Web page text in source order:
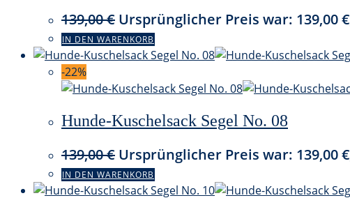
139,00€ Ursprünglicher Preis war: 139,00 €
IN DEN WARENKORB
-22%
Hunde-Kuschelsack Segel No. 08
139,00€ Ursprünglicher Preis war: 139,00 €
IN DEN WARENKORB